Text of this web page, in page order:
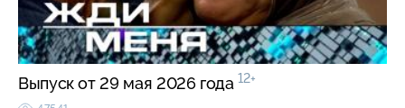
Выпуск от 29 мая 2026 года 12+